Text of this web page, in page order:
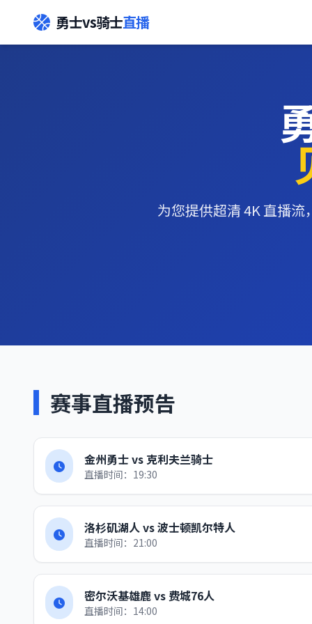
勇士vs骑士直播
为您提供超清 4K 直播
赛事直播预告
金州勇士 vs 克利夫兰骑士
直播时间：19:30
洛杉矶湖人 vs 波士顿凯尔特人
直播时间：21:00
密尔沃基雄鹿 vs 费城76人
直播时间：14:00